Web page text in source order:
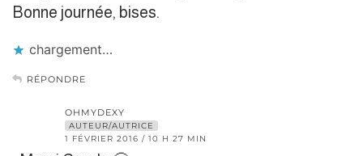
Bonne journée, bises.
chargement…
RÉPONDRE
OHMYDEXY
AUTEUR/AUTRICE
1 FÉVRIER 2016 / 10 H 27 MIN